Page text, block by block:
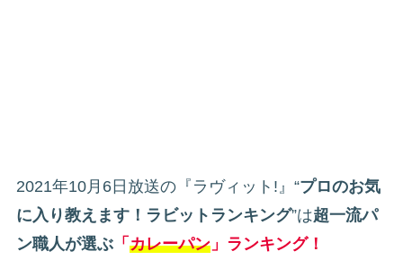
2021年10月6日放送の『ラヴィット!』“プロのお気
に入り教えます！ラビットランキング”は超一流パ
ン職人が選ぶ 「 カレーパン 」ランキング！